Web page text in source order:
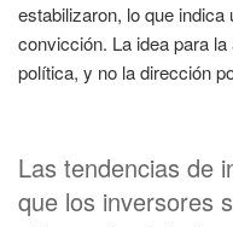
estabilizaron, lo que
convicción. La idea para
política, y no la dirección
Las tendencias de
que los inversores